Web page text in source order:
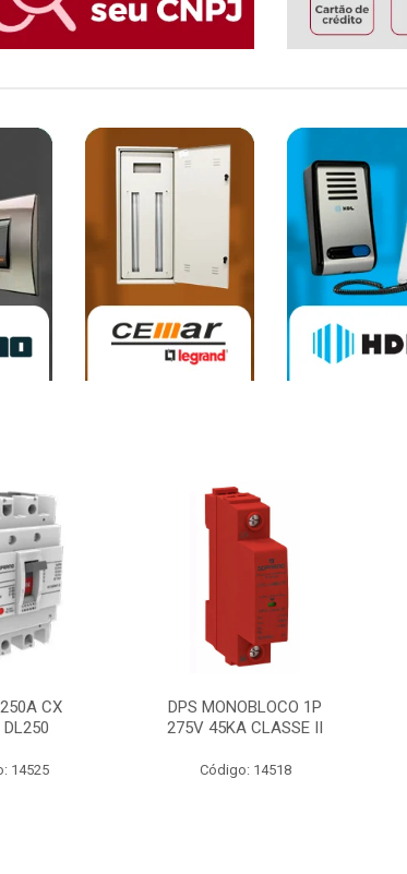
CX
DL250
14525
DPS MONOBLOCO 1P
275V 45KA CLASSE II
Código: 14518